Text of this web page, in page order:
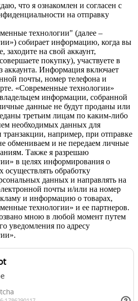
что я ознакомлен и согласен с
на отправку
технологии" (далее –
собирает информацию, когда вы
заходите на свой аккаунт,
покупку), участвуете в
аккаунта. Информация включает
почты, номер телефона и
«Современные технологии»
информации, собранной
данные не будут проданы или
третьим лицам по каким-либо
необходимых данных для
например, при отправке
обмениваем и не передаем личные
Также я разрешаю
в целях информирования о
осуществлять обработку
данных и направлять на
почты и/или на номер
и информацию о товарах,
технологии» и ее партнеров.
мною в любой момент путем
уведомления по адресу